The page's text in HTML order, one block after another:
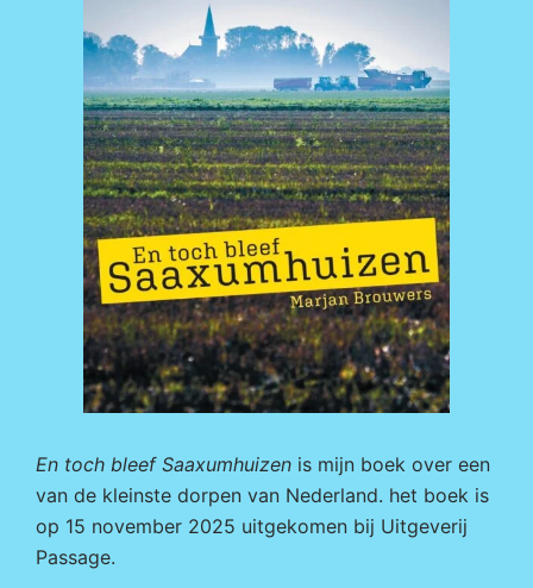
En toch bleef Saaxumhuizen is mijn boek over een
van de kleinste dorpen van Nederland. het boek is
op 15 november 2025 uitgekomen bij Uitgeverij
Passage.